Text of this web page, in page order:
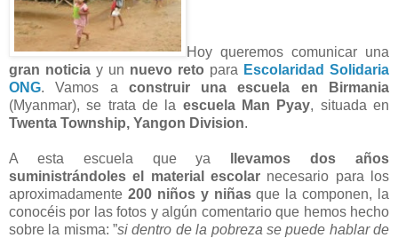
Hoy queremos comunicar una
gran noticia y un nuevo reto para Escolaridad Solidaria
ONG. Vamos a construir una escuela en Birmania
(Myanmar), se trata de la escuela Man Pyay, situada en
Twenta Township, Yangon Division.
A esta escuela que ya
llevamos dos años
suministrándoles el material escolar necesario para los
aproximadamente 200 niños y niñasque la componen, la
conocéis por las fotos y algún comentario que hemos hecho
sobre la misma: ”si dentro de la pobreza se puede hablar de